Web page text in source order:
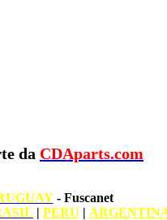
da CDAparts.com
- Fuscanet
| PERU |